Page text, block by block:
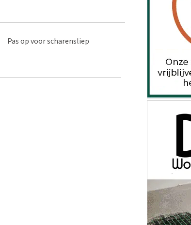
Pas op voor scharensliep